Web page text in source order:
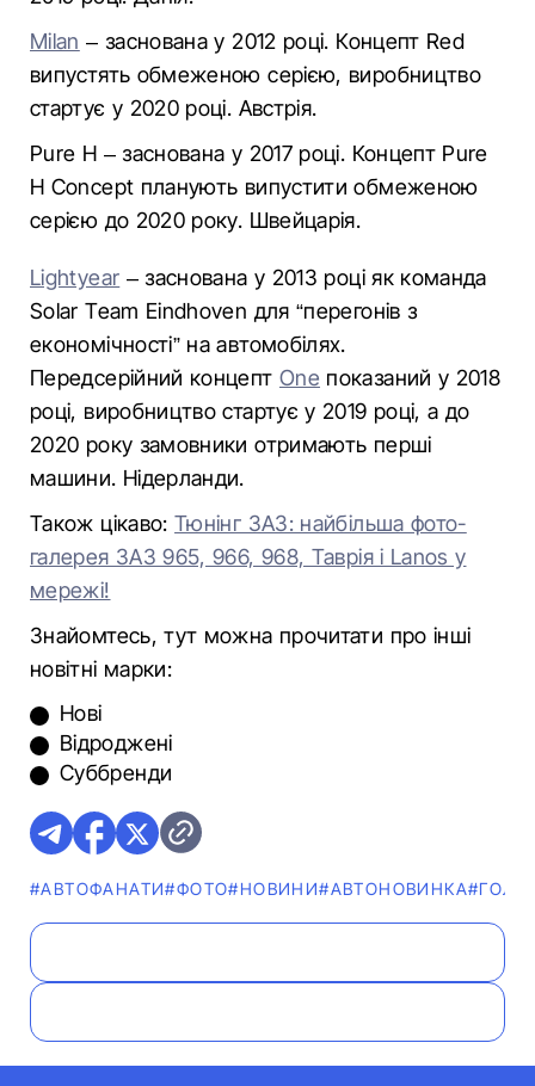
Milan – заснована у 2012 році. Концепт Red
випустять обмеженою серією, виробництво
стартує у 2020 році. Австрія.
Pure H – заснована у 2017 році. Концепт Pure
H Concept планують випустити обмеженою
серією до 2020 року. Швейцарія.
Lightyear – заснована у 2013 році як команда
Solar Team Eindhoven для “перегонів з
економічності” на автомобілях.
Передсерійний концепт One показаний у 2018
році, виробництво стартує у 2019 році, а до
2020 року замовники отримають перші
машини. Нідерланди.
Також цікаво:Тюнінг ЗАЗ: найбільша фото-
галерея ЗАЗ 965, 966, 968, Таврія і Lanos у
мережі!
Знайомтесь, тут можна прочитати про інші
новітні марки:
Нові
Відроджені
Суббренди
#АВТОФАНАТИ#ФОТО#НОВИНИ#АВТОНОВИНКА